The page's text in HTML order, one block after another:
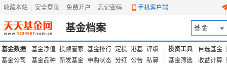
收藏本站 安全登录 免费开户 忘记密码 手机客户端
基金档案 基 金
基金数据 基金净值 投顾管家 基金排行 定投 港基 评级
基金公司
基金品种 新发基金 申购状态 分红 公告 私募
投资工具 自选基金
基金筛选
收益计算